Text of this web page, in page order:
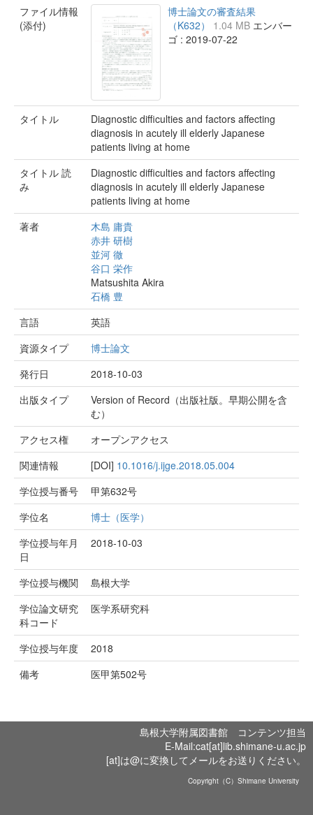
ファイル情報
(添付)
博士論文の審査結果
（K632） 1.04 MB エンバー
ゴ : 2019-07-22
タイトル
Diagnostic difficulties and factors affecting
diagnosis in acutely ill elderly Japanese
patients living at home
タイトル 読
み
Diagnostic difficulties and factors affecting
diagnosis in acutely ill elderly Japanese
patients living at home
著者
木島 庸貴
赤井 研樹
並河 徹
谷口 栄作
Matsushita Akira
石橋 豊
言語
英語
資源タイプ
博士論文
発行日
2018-10-03
出版タイプ
Version of Record（出版社版。早期公開を含
む）
アクセス権
オープンアクセス
関連情報
[DOI] 10.1016/j.ijge.2018.05.004
学位授与番号
甲第632号
学位名
博士（医学）
学位授与年月
日
2018-10-03
学位授与機関
島根大学
学位論文研究
科コード
医学系研究科
学位授与年度
2018
備考
医甲第502号
島根大学附属図書館 コンテンツ担当
E-Mail:cat[at]lib.shimane-u.ac.jp
[at]は@に変換してメールをお送りください。
Copyright（C）Shimane University